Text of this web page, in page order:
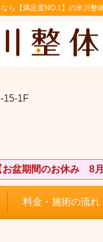
ら【満足度NO.1】の米川整
15-1F
お盆期間のお休み 8
料金・施術の流れ